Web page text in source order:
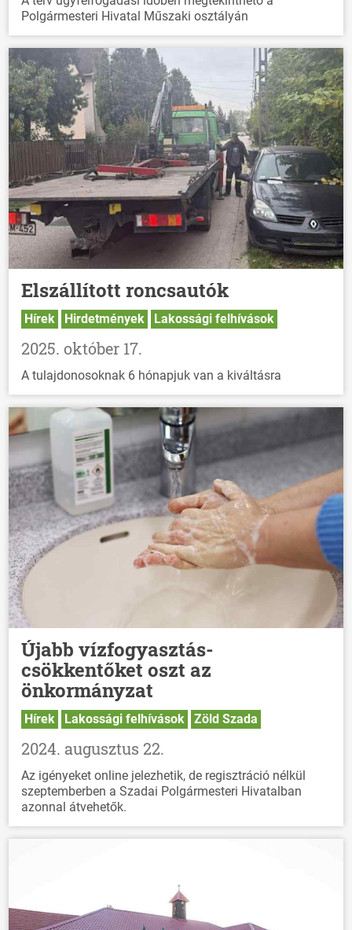
HÍREK
VÁLASZTÁSOK
Polgármesteri Hivatal Műszaki osztályán
Elszállított roncsautók
Hírek Hirdetmények Lakossági felhívások
2025. október 17.
A tulajdonosoknak 6 hónapjuk van a kiváltásra
Újabb vízfogyasztás-
csökkentőket oszt az
önkormányzat
Hírek Lakossági felhívások Zöld Szada
2024. augusztus 22.
Az igényeket online jelezhetik, de regisztráció nélkül
szeptemberben a Szadai Polgármesteri Hivatalban
azonnal átvehetők.